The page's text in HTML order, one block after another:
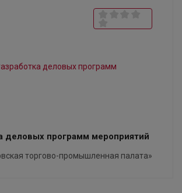
деловых программ мероприятий
торгово-промышленная палата»